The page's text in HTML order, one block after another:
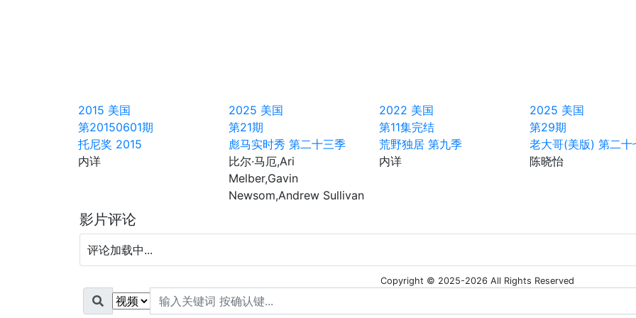
2015 美国
第20150601期
托尼奖 2015
内详
2025 美国
第21期
彪马实时秀 第二十三季
比尔·马厄,Ari
Melber,Gavin
Newsom,Andrew Sullivan
2022 美国
第11集完结
荒野独居 第九季
内详
2025 美国
第29期
老大哥(美版) 第二十
陈晓怡
影片评论
评论加载中...
Copyright © 2025-2026 All Rights Reserved